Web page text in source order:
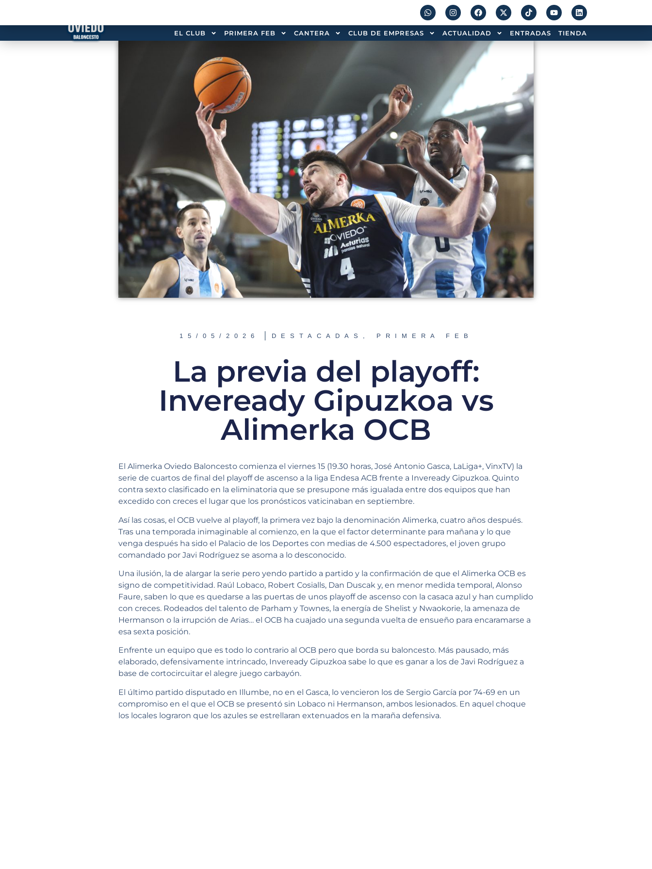
EL CLUB PRIMERA FEB CANTERA CLUB DE EMPRESAS ACTUALIDAD ENTRADAS TIENDA
15/05/2026 DESTACADAS , PRIMERA FEB
La previa del playoff:
Inveready Gipuzkoa vs
Alimerka OCB
El Alimerka Oviedo Baloncesto comienza el viernes 15 (19.30 horas, José Antonio Gasca, LaLiga+, VinxTV) la
serie de cuartos de final del playoff de ascenso a la liga Endesa ACB frente a Inveready Gipuzkoa. Quinto
contra sexto clasificado en la eliminatoria que se presupone más igualada entre dos equipos que han
excedido con creces el lugar que los pronósticos vaticinaban en septiembre.
Así las cosas, el OCB vuelve al playoff, la primera vez bajo la denominación Alimerka, cuatro años después.
Tras una temporada inimaginable al comienzo, en la que el factor determinante para mañana y lo que
venga después ha sido el Palacio de los Deportes con medias de 4.500 espectadores, el joven grupo
comandado por Javi Rodríguez se asoma a lo desconocido.
Una ilusión, la de alargar la serie pero yendo partido a partido y la confirmación de que el Alimerka OCB es
signo de competitividad. Raúl Lobaco, Robert Cosialls, Dan Duscak y, en menor medida temporal, Alonso
Faure, saben lo que es quedarse a las puertas de unos playoff de ascenso con la casaca azul y han cumplido
con creces. Rodeados del talento de Parham y Townes, la energía de Shelist y Nwaokorie, la amenaza de
Hermanson o la irrupción de Arias… el OCB ha cuajado una segunda vuelta de ensueño para encaramarse a
esa sexta posición.
Enfrente un equipo que es todo lo contrario al OCB pero que borda su baloncesto. Más pausado, más
elaborado, defensivamente intrincado, Inveready Gipuzkoa sabe lo que es ganar a los de Javi Rodríguez a
base de cortocircuitar el alegre juego carbayón.
El último partido disputado en Illumbe, no en el Gasca, lo vencieron los de Sergio García por 74-69 en un
compromiso en el que el OCB se presentó sin Lobaco ni Hermanson, ambos lesionados. En aquel choque
los locales lograron que los azules se estrellaran extenuados en la maraña defensiva.